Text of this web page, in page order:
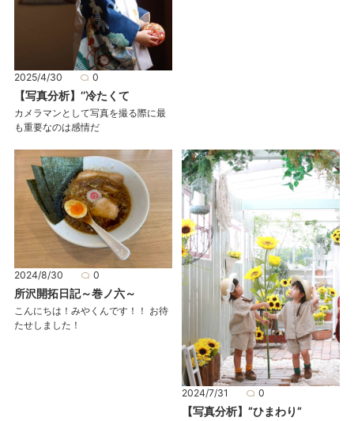
2025/4/30 0
【写真分析】’’冷たくて
カメラマンとして写真を撮る際に最
も重要なのは感情だ
2024/8/30 0
所沢開拓日記～巻ノ六～
こんにちは！みやくんです！！ お待
たせしました！
2024/7/31 0
【写真分析】”ひまわり”